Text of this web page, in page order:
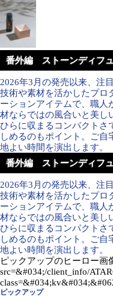
番外編 ストーンディフ
2026年3月の発売以来、注
技術や素材を活かしたプロ
ーションアイテムで、職人
材ならではの風合いと美し
ひらに収まるコンパクトさ
しめるのもポイント。ご
地よい時間を演出します。
番外編 ストーンディフ
2026年3月の発売以来、注
技術や素材を活かしたプロ
ーションアイテムで、職人
材ならではの風合いと美し
ひらに収まるコンパクトさ
しめるのもポイント。ご
地よい時間を演出します。
ピックアップのヒーロー画
src=&#034;/client_info/
ピックアップ